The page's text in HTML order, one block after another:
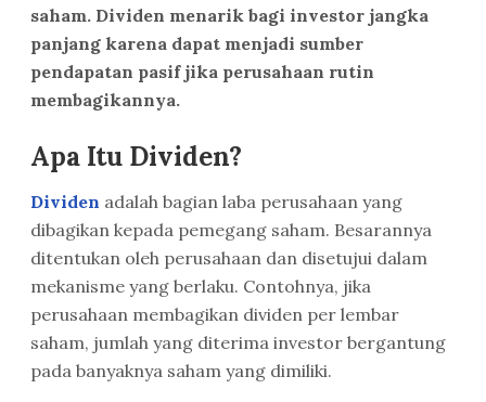
saham. Dividen menarik bagi investor jangka
panjang karena dapat menjadi sumber
pendapatan pasif jika perusahaan rutin
membagikannya.
Apa Itu Dividen?
Dividen adalah bagian laba perusahaan yang
dibagikan kepada pemegang saham. Besarannya
ditentukan oleh perusahaan dan disetujui dalam
mekanisme yang berlaku. Contohnya, jika
perusahaan membagikan dividen per lembar
saham, jumlah yang diterima investor bergantung
pada banyaknya saham yang dimiliki.